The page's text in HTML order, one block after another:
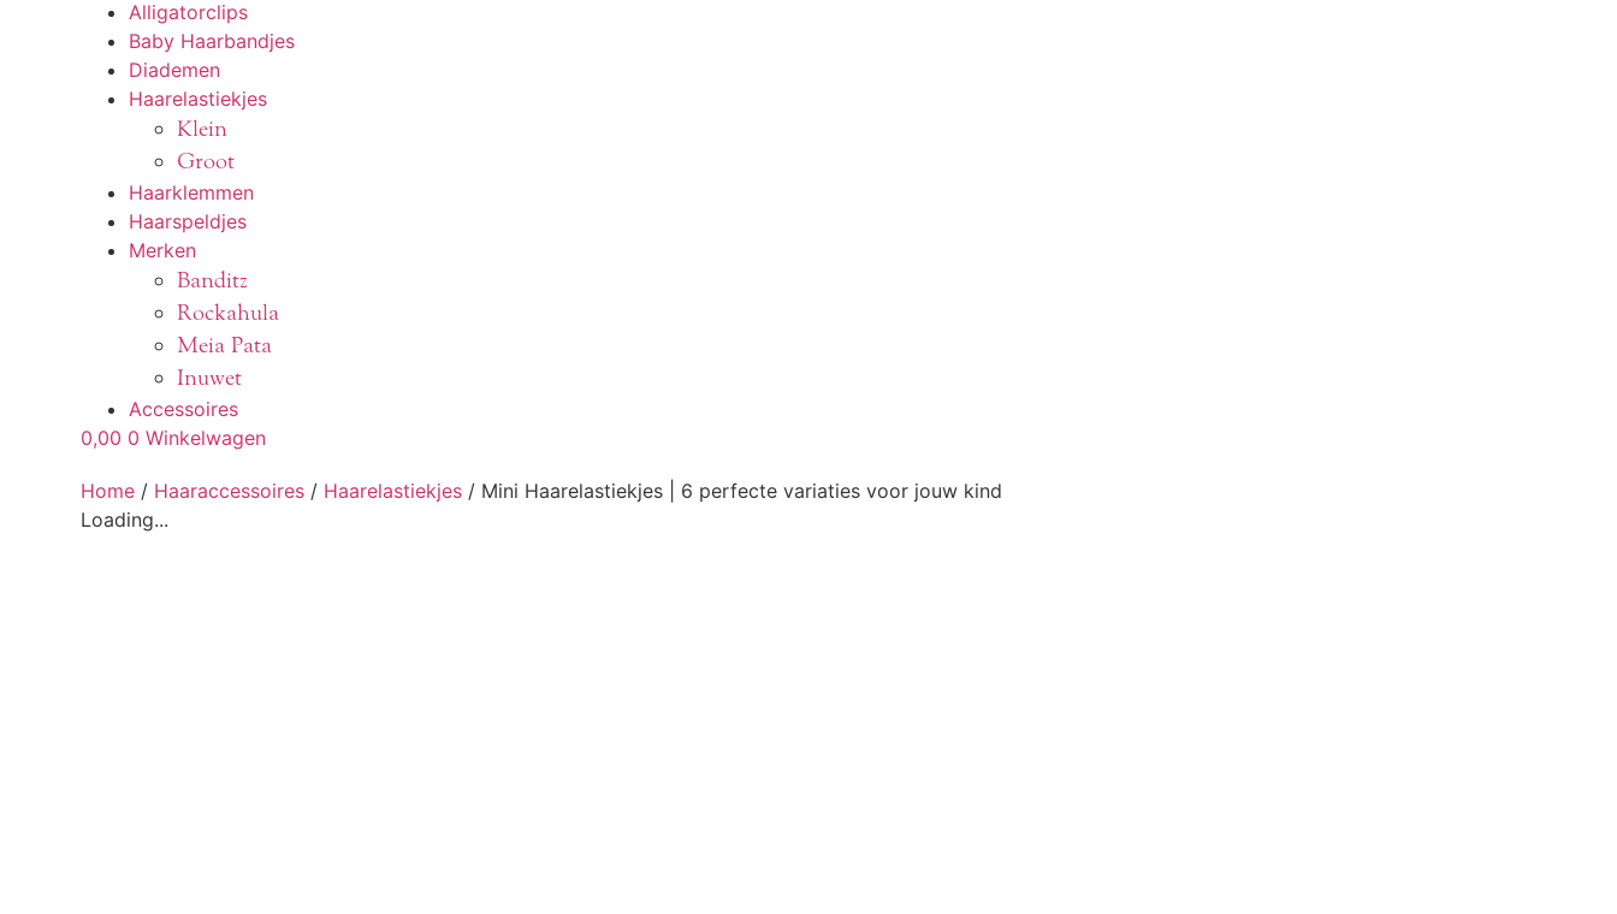
Alligatorclips
Baby Haarbandjes
Diademen
Haarelastiekjes
Klein
Groot
Haarklemmen
Haarspeldjes
Merken
Banditz
Rockahula
Meia Pata
Inuwet
Accessoires
0,00 0 Winkelwagen
Home / Haaraccessoires / Haarelastiekjes / Mini Haarelastiekjes | 6 perfecte variaties voor jouw kind
Loading...